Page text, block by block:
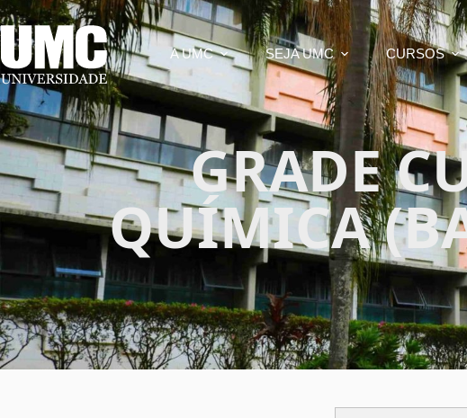
A UMC SEJA UMC CURSOS
GRADE
QUÍMICA